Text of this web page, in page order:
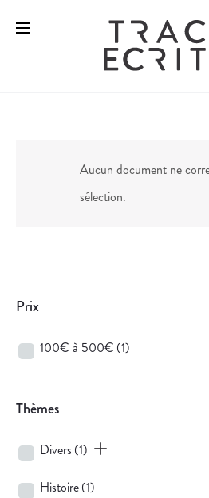
Aucun document ne
sélection.
Prix
100€ à 500€ (1)
Thèmes
Divers (1)
Histoire(1)